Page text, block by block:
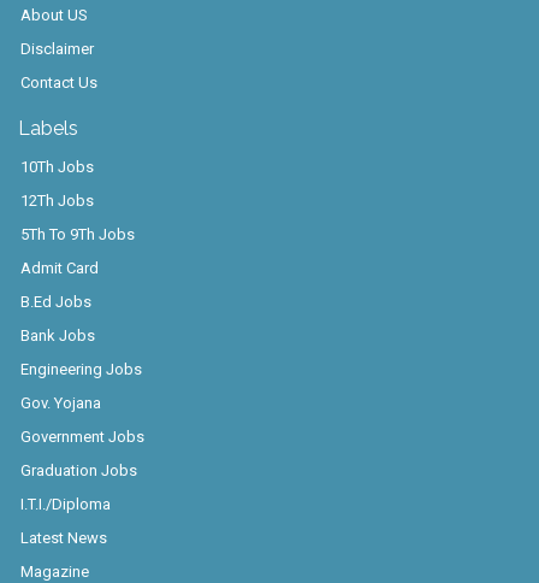
About US
Disclaimer
Contact Us
Labels
10Th Jobs
12Th Jobs
5Th To 9Th Jobs
Admit Card
B.Ed Jobs
Bank Jobs
Engineering Jobs
Gov. Yojana
Government Jobs
Graduation Jobs
I.T.I./Diploma
Latest News
Magazine